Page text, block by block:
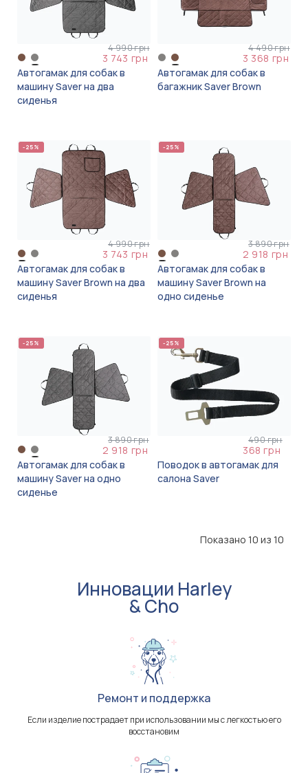
4 990 грн
3 743 грн
Автогамак для собак в
машину Saver на два
сиденья
4 490 грн
3 368 грн
Автогамак для собак в
багажник Saver Brown
-25%
4 990 грн
3 743 грн
Автогамак для собак в
машину Saver Brown на два
сиденья
-25%
3 890 грн
2 918 грн
Автогамак для собак в
машину Saver Brown на
одно сиденье
-25%
3 890 грн
2 918 грн
Автогамак для собак в
машину Saver на одно
сиденье
-25%
490 грн
368 грн
Поводок в автогамак для
салона Saver
Показано 10 из 10
Инновации Harley
& Cho
Ремонт и поддержка
Если изделие пострадает при использовании мы с легкостью его
восстановим